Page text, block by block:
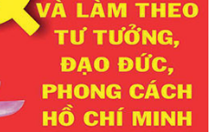
số và miền núi giai đoạn 2026
một số nội dung Chương trình
thôn mới, giảm nghèo bền
vùng đồng bào dân tộc thiểu
2030 thuộc phạm vi quản lý nhà